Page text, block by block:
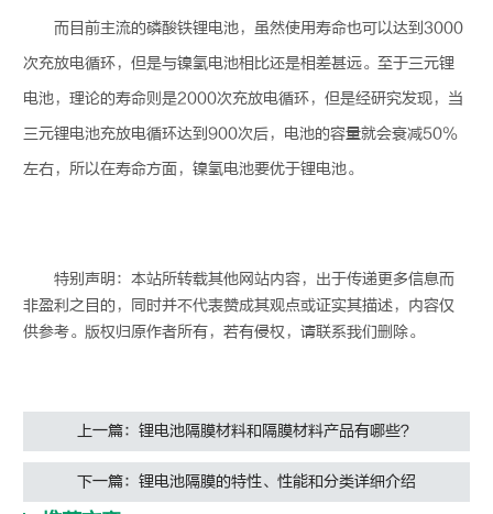
而目前主流的磷酸铁锂电池，虽然使用寿命也可以达到3000
次充放电循环，但是与镍氢电池相比还是相差甚远。至于三元锂
电池，理论的寿命则是2000次充放电循环，但是经研究发现，当
三元锂电池充放电循环达到900次后，电池的容量就会衰减50％
左右，所以在寿命方面，镍氢电池要优于锂电池。
特别声明：本站所转载其他网站内容，出于传递更多信息而
非盈利之目的，同时并不代表赞成其观点或证实其描述，内容仅
供参考。版权归原作者所有，若有侵权，请联系我们删除。
上一篇：锂电池隔膜材料和隔膜材料产品有哪些？
下一篇：锂电池隔膜的特性、性能和分类详细介绍